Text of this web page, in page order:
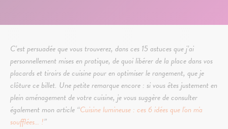
C’est persuadée que vous trouverez, dans ces 15 astuces que j’ai
personnellement mises en pratique, de quoi libérer de la place dans vos
placards et tiroirs de cuisine pour en optimiser le rangement, que je
clôture ce billet. Une petite remarque encore : si vous êtes justement en
plein aménagement de votre cuisine, je vous suggère de consulter
également mon article “Cuisine lumineuse : ces 6 idées que l'on m'a
soufflées… !”